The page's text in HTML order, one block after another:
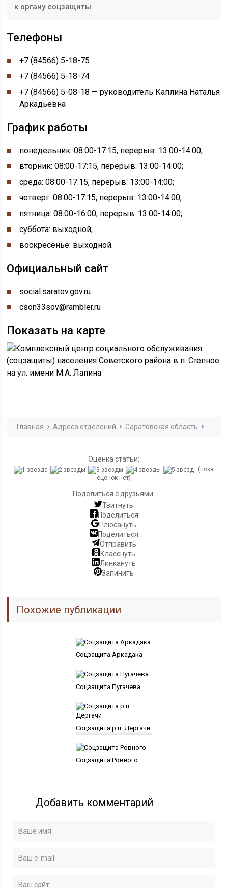
к органу соцзащиты.
Телефоны
+7 (84566) 5-18-75
+7 (84566) 5-18-74
+7 (84566) 5-08-18 — руководитель Каплина Наталья
Аркадьевна
График работы
понедельник: 08:00-17:15, перерыв: 13:00-14:00;
вторник: 08:00-17:15, перерыв: 13:00-14:00;
среда: 08:00-17:15, перерыв: 13:00-14:00;
четверг: 08:00-17:15, перерыв: 13:00-14:00;
пятница: 08:00-16:00, перерыв: 13:00-14:00;
суббота: выходной;
воскресенье: выходной.
Официальный сайт
social.saratov.gov.ru
cson33sov@rambler.ru
Показать на карте
Главная Адреса отделений Саратовская область
Оценка статьи:
(пока
оценок нет)
Поделиться с друзьями:
Твитнуть
Поделиться
Плюсануть
Поделиться
Отправить
Класснуть
Линкануть
Запинить
Похожие публикации
Соцзащита Аркадака
Соцзащита Пугачева
Соцзащита р.п. Дергачи
Соцзащита Ровного
Добавить комментарий